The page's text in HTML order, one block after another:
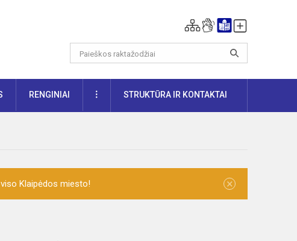
RENGINIAI DAUGIAUSTRUKTŪRA IR KONTAKTAI
Klaipėdos miesto! ×